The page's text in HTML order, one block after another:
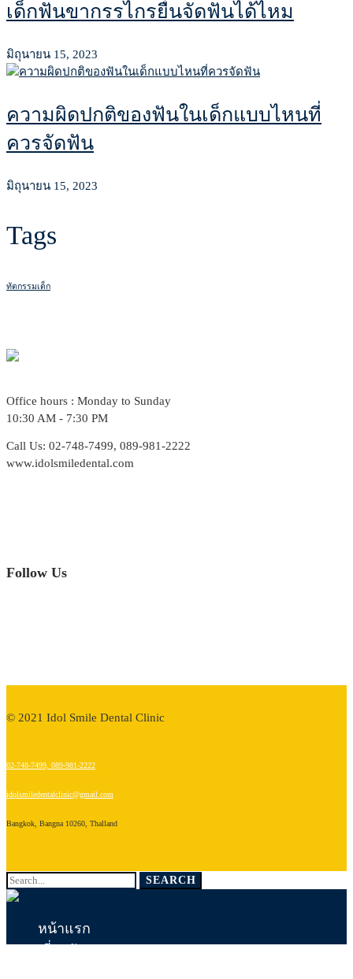
เด็กฟันขากรรไกรยื่นจัดฟันได้ไหม
มิถุนายน 15, 2023
ความผิดปกติของฟันในเด็กแบบไหนที่
ควรจัดฟัน
มิถุนายน 15, 2023
Tags
ทัตกรรมเด็ก
Office hours : Monday to Sunday
10:30 AM - 7:30 PM
Call Us: 02-748-7499, 089-981-2222
www.idolsmiledental.com
Follow Us
© 2021 Idol Smile Dental Clinic
02-748-7499, 089-981-2222
idolsmiledentalclinic@gmail.com
Bangkok, Bangna 10260, Thalland
Search
for:
SEARCH
หน้าแรก
เกี่ยวกับเรา